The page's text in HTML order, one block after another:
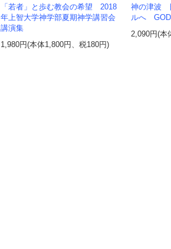
「若者」と歩む教会の希望 2018
年上智大学神学部夏期神学講習会
講演集
1,980円(本体1,800円、税180円)
神の津波
ルへ
2,090円(本